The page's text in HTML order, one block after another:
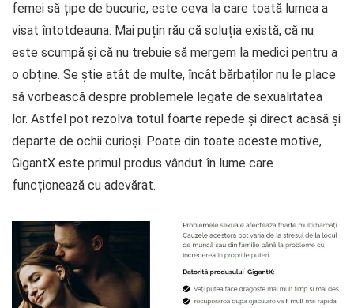
femei să țipe de bucurie, este ceva la care toată lumea a
visat întotdeauna. Mai puțin rău că soluția există, că nu
este scumpă și că nu trebuie să mergem la medici pentru a
o obține. Se știe atât de multe, încât bărbaților nu le place
să vorbească despre problemele legate de sexualitatea
lor. Astfel pot rezolva totul foarte repede și direct acasă și
departe de ochii curioși. Poate din toate aceste motive,
GigantX este primul produs vândut în lume care
funcționează cu adevărat.